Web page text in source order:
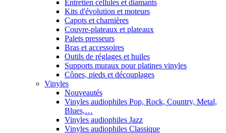
Entretien cellules et diamants
Kits d'évolution et moteurs
Capots et charnières
Couvre-plateaux et plateaux
Palets presseurs
Bras et accessoires
Outils de réglages et huiles
Supports muraux pour platines vinyles
Cônes, pieds et découplages
Vinyles
Nouveautés
Vinyles audiophiles Pop, Rock, Country, Metal,
Blues,…
Vinyles audiophiles Jazz
Vinyles audiophiles Classique